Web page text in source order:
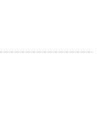
体検査